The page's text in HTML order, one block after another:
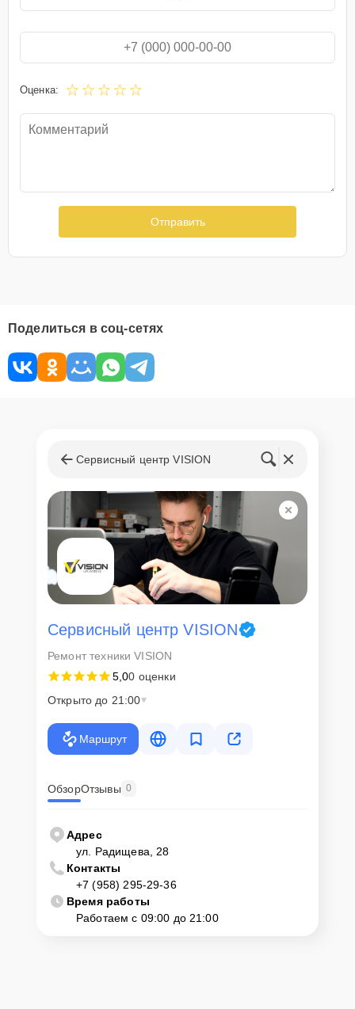
Оценка:
Отправить
Поделиться в соц-сетях
Сервисный центр VISION
Сервисный центр VISION
Ремонт техники VISION
5,00 оценки
Открыто до 21:00
Маршрут
ОбзорОтзывы 0
Адрес
ул. Радищева, 28
Контакты
+7 (958) 295-29-36
Время работы
Работаем с 09:00 до 21:00